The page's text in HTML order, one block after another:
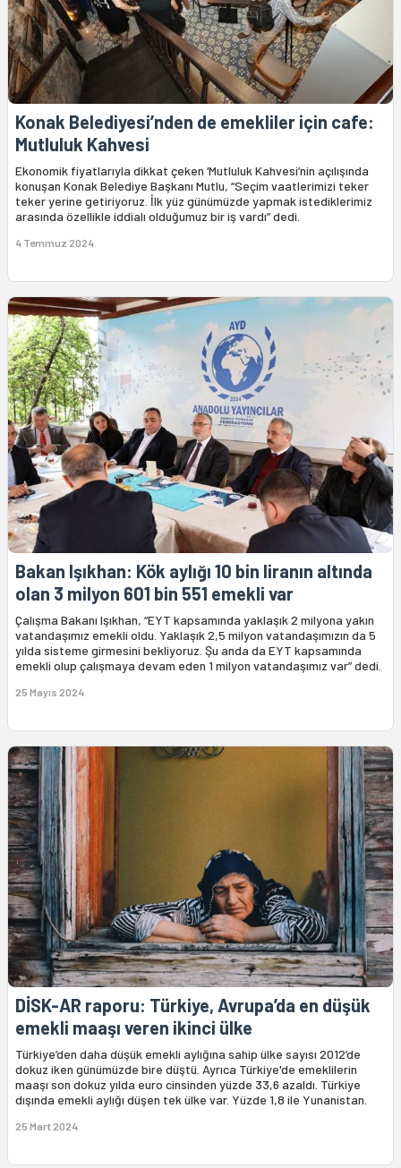
Konak Belediyesi’nden de emekliler için cafe:
Mutluluk Kahvesi
Ekonomik fiyatlarıyla dikkat çeken ‘Mutluluk Kahvesi’nin açılışında
konuşan Konak Belediye Başkanı Mutlu, “Seçim vaatlerimizi teker
teker yerine getiriyoruz. İlk yüz günümüzde yapmak istediklerimiz
arasında özellikle iddialı olduğumuz bir iş vardı” dedi.
4 Temmuz 2024
Bakan Işıkhan: Kök aylığı 10 bin liranın altında
olan 3 milyon 601 bin 551 emekli var
Çalışma Bakanı Işıkhan, “EYT kapsamında yaklaşık 2 milyona yakın
vatandaşımız emekli oldu. Yaklaşık 2,5 milyon vatandaşımızın da 5
yılda sisteme girmesini bekliyoruz. Şu anda da EYT kapsamında
emekli olup çalışmaya devam eden 1 milyon vatandaşımız var” dedi.
25 Mayıs 2024
DİSK-AR raporu: Türkiye, Avrupa’da en düşük
emekli maaşı veren ikinci ülke
Türkiye’den daha düşük emekli aylığına sahip ülke sayısı 2012’de
dokuz iken günümüzde bire düştü. Ayrıca Türkiye'de emeklilerin
maaşı son dokuz yılda euro cinsinden yüzde 33,6 azaldı. Türkiye
dışında emekli aylığı düşen tek ülke var. Yüzde 1,8 ile Yunanistan.
25 Mart 2024